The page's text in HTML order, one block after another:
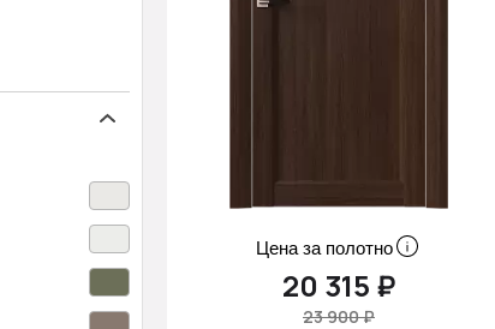
Цена за полотно
20 315 ₽
23 900 ₽